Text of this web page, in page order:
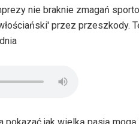
nie braknie zmagań
przez przeszkody.